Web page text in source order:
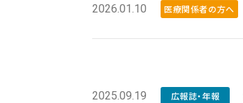
2026.01.10 医療関係者の方へ
2025.09.19 広報誌・年報